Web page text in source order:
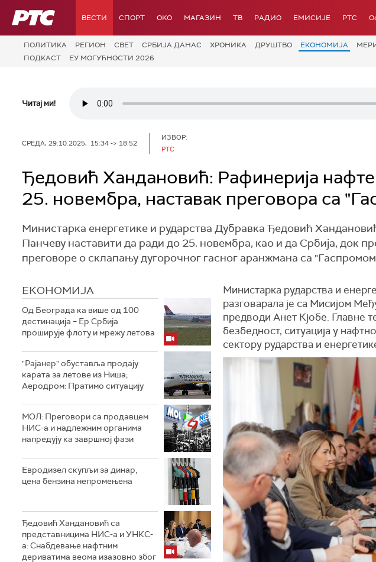
РТС ВЕСТИ СПОРТ OKO МАГАЗИН ТВ РАДИО ЕМИСИЈЕ РТС
ПОЛИТИКА РЕГИОН СВЕТ СРБИЈА ДАНАС ХРОНИКА ДРУШТВО ЕКОНОМИЈА
ПОДКАСТ
ЕУ МОГУЋНОСТИ 2026
Читај ми!
СРЕДА, 29.10.2025, 15:34 -> 18:52
ИЗВОР:
РТС
Ђедовић Хандановић: Рафинерија
25. новембра, наставак преговора са
Министарка енергетике и рударства Дубравка Ђедовић
Панчеву наставити да ради до 25. новембра, као и да Србија, док
преговоре о склапању дугорочног гасног аранжмана са
ЕКОНОМИЈА
Од Београда ка више од 100
дестинација – Ер Србија
проширује флоту и мрежу летова
"Рајанер" обуставља продају
карата за летове из Ниша;
Аеродром: Пратимо ситуацију
МОЛ: Преговори са продавцем
НИС-а и надлежним органима
напредују ка завршној фази
Евродизел скупљи за динар,
цена бензина непромењена
Ђедовић Хандановић са
представницима НИС-а и УНКС-
а: Снабдевање нафтним
дериватима веома изазовно због
Министарка рударства и
разговарала је са Мисијом
предводи Анет Кјобе. Главне
безбедност, ситуација у
сектору рударства и